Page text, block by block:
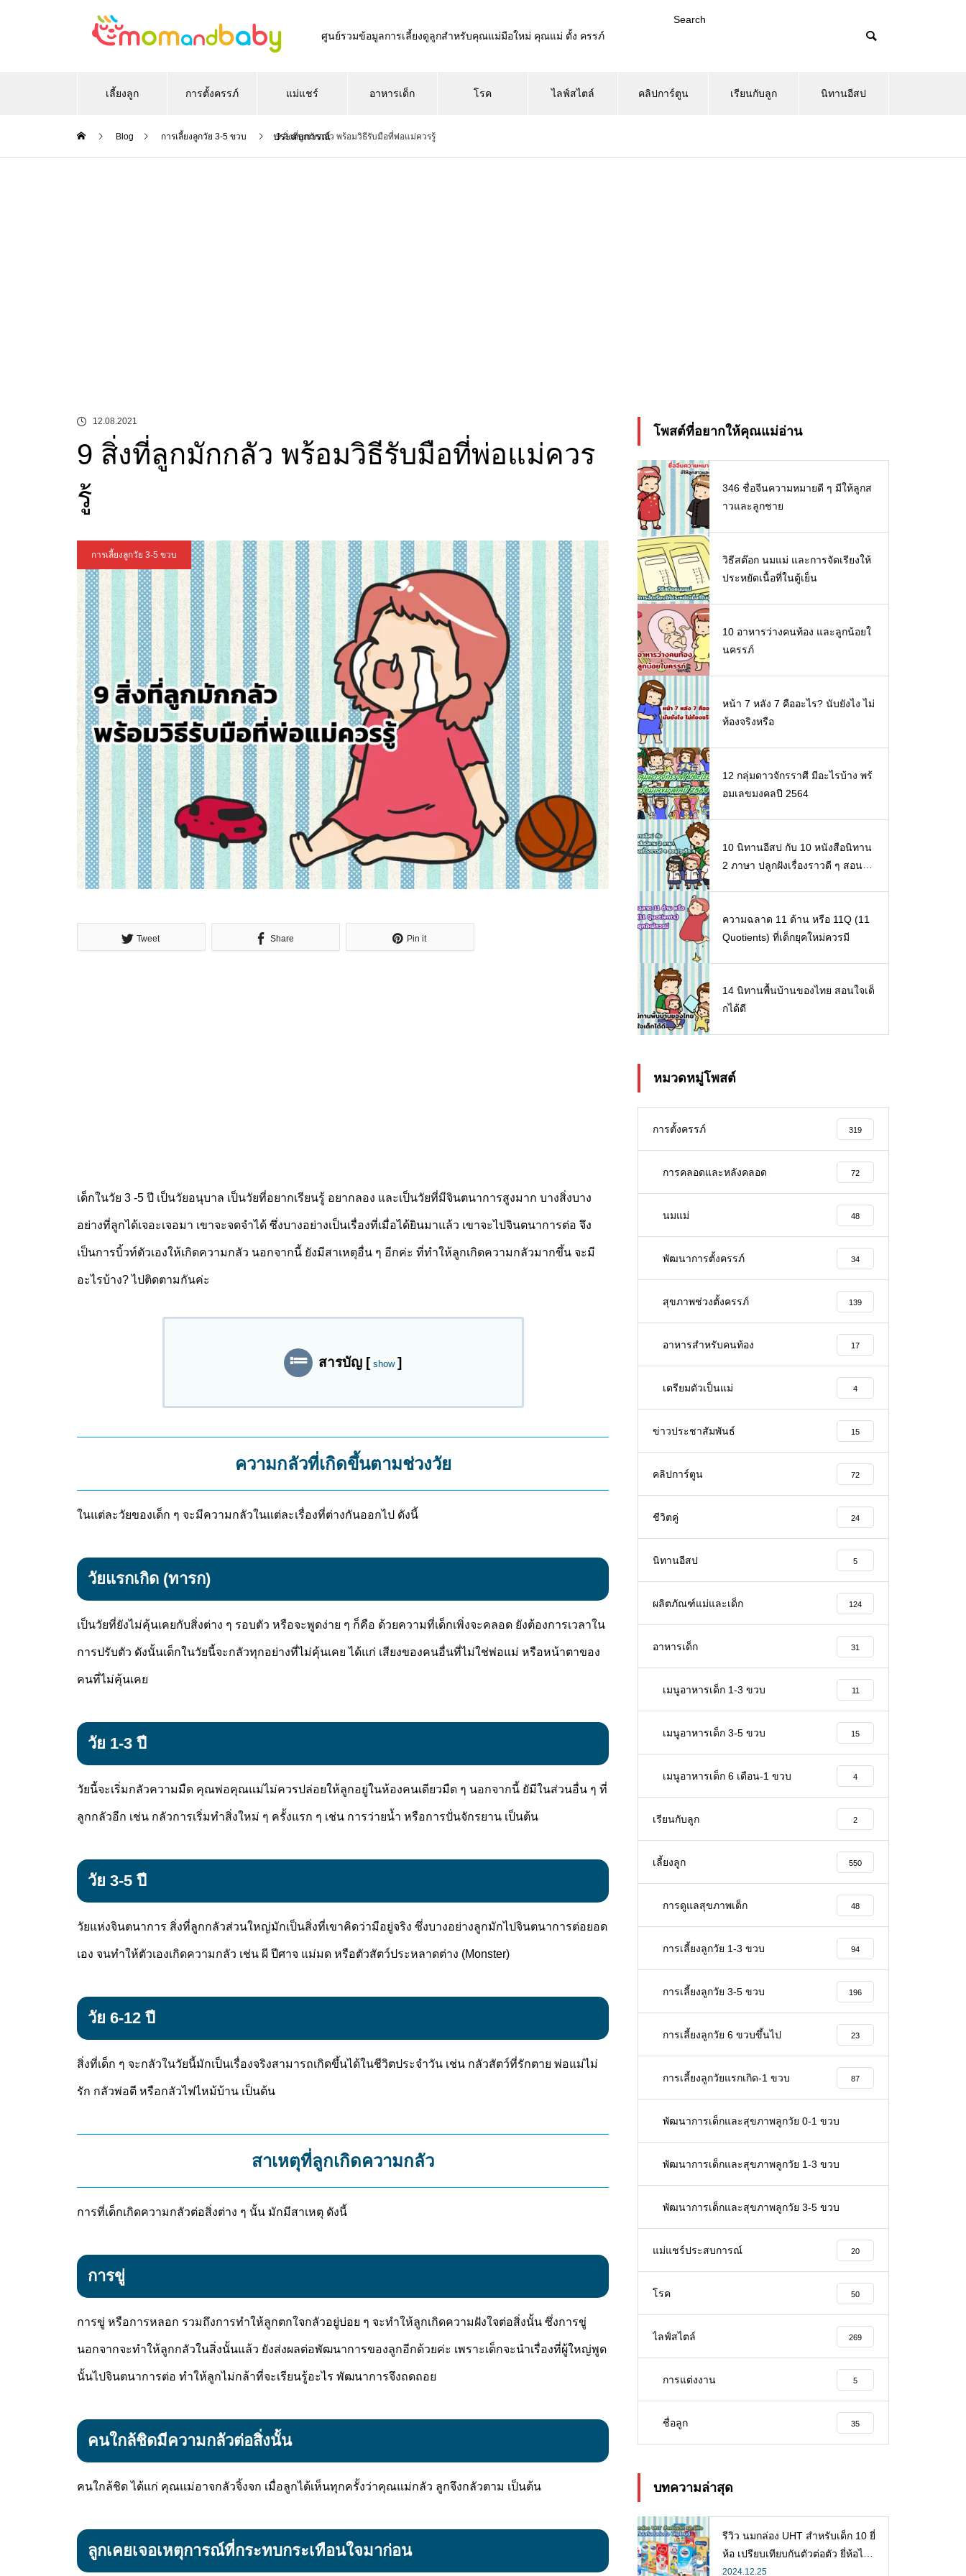
ศูนย์รวมข้อมูลการเลี้ยงดูลูกสำหรับคุณแม่มือใหม่ คุณแม่ ตั้ง ครรภ์
Search
เลี้ยงลูก การตั้งครรภ์ แม่แชร์
ประสบการณ์
อาหารเด็ก โรค ไลฟ์สไตล์ คลิปการ์ตูน เรียนกับลูก นิทานอีสป
Blog การเลี้ยงลูกวัย 3-5 ขวบ 9 สิ่งที่ลูกมักกลัว พร้อมวิธีรับมือที่พ่อแม่ควรรู้
12.08.2021
9 สิ่งที่ลูกมักกลัว พร้อมวิธีรับมือที่พ่อแม่ควร
รู้
การเลี้ยงลูกวัย 3-5 ขวบ
Tweet Share Pin it
เด็กในวัย 3 -5 ปี เป็นวัยอนุบาล เป็นวัยที่อยากเรียนรู้ อยากลอง และเป็นวัยที่มีจินตนาการสูงมาก บางสิ่งบาง
อย่างที่ลูกได้เจอะเจอมา เขาจะจดจำได้ ซึ่งบางอย่างเป็นเรื่องที่เมื่อได้ยินมาแล้ว เขาจะไปจินตนาการต่อ จึง
เป็นการบิ้วท์ตัวเองให้เกิดความกลัว นอกจากนี้ ยังมีสาเหตุอื่น ๆ อีกค่ะ ที่ทำให้ลูกเกิดความกลัวมากขึ้น จะมี
อะไรบ้าง? ไปติดตามกันค่ะ
สารบัญ [ show ]
ความกลัวที่เกิดขึ้นตามช่วงวัย
ในแต่ละวัยของเด็ก ๆ จะมีความกลัวในแต่ละเรื่องที่ต่างกันออกไป ดังนี้
วัยแรกเกิด (ทารก)
เป็นวัยที่ยังไม่คุ้นเคยกับสิ่งต่าง ๆ รอบตัว หรือจะพูดง่าย ๆ ก็คือ ด้วยความที่เด็กเพิ่งจะคลอด ยังต้องการเวลาใน
การปรับตัว ดังนั้นเด็กในวัยนี้จะกลัวทุกอย่างที่ไม่คุ้นเคย ได้แก่ เสียงของคนอื่นที่ไม่ใช่พ่อแม่ หรือหน้าตาของ
คนที่ไม่คุ้นเคย
วัย 1-3 ปี
วัยนี้จะเริ่มกลัวความมืด คุณพ่อคุณแม่ไม่ควรปล่อยให้ลูกอยู่ในห้องคนเดียวมืด ๆ นอกจากนี้ ยัมีในส่วนอื่น ๆ ที่
ลูกกลัวอีก เช่น กลัวการเริ่มทำสิ่งใหม่ ๆ ครั้งแรก ๆ เช่น การว่ายน้ำ หรือการปั่นจักรยาน เป็นต้น
วัย 3-5 ปี
วัยแห่งจินตนาการ สิ่งที่ลูกกลัวส่วนใหญ่มักเป็นสิ่งที่เขาคิดว่ามีอยู่จริง ซึ่งบางอย่างลูกมักไปจินตนาการต่อยอด
เอง จนทำให้ตัวเองเกิดความกลัว เช่น ผี ปีศาจ แม่มด หรือตัวสัตว์ประหลาดต่าง (Monster)
วัย 6-12 ปี
สิ่งที่เด็ก ๆ จะกลัวในวัยนี้มักเป็นเรื่องจริงสามารถเกิดขึ้นได้ในชีวิตประจำวัน เช่น กลัวสัตว์ที่รักตาย พ่อแม่ไม่
รัก กลัวพ่อตี หรือกลัวไฟไหม้บ้าน เป็นต้น
สาเหตุที่ลูกเกิดความกลัว
การที่เด็กเกิดความกลัวต่อสิ่งต่าง ๆ นั้น มักมีสาเหตุ ดังนี้
การขู่
การขู่ หรือการหลอก รวมถึงการทำให้ลูกตกใจกลัวอยู่บ่อย ๆ จะทำให้ลูกเกิดความฝังใจต่อสิ่งนั้น ซึ่งการขู่
นอกจากจะทำให้ลูกกลัวในสิ่งนั้นแล้ว ยังส่งผลต่อพัฒนาการของลูกอีกด้วยค่ะ เพราะเด็กจะนำเรื่องที่ผู้ใหญ่พูด
นั้นไปจินตนาการต่อ ทำให้ลูกไม่กล้าที่จะเรียนรู้อะไร พัฒนาการจึงถดถอย
คนใกล้ชิดมีความกลัวต่อสิ่งนั้น
คนใกล้ชิด ได้แก่ คุณแม่อาจกลัวจิ้งจก เมื่อลูกได้เห็นทุกครั้งว่าคุณแม่กลัว ลูกจึงกลัวตาม เป็นต้น
ลูกเคยเจอเหตุการณ์ที่กระทบกระเทือนใจมาก่อน
โพสต์ที่อยากให้คุณแม่อ่าน
346 ชื่อจีนความหมายดี ๆ มีให้ลูกส
าวและลูกชาย
วิธีสต๊อก นมแม่ และการจัดเรียงให้
ประหยัดเนื้อที่ในตู้เย็น
10 อาหารว่างคนท้อง และลูกน้อยใ
นครรภ์
หน้า 7 หลัง 7 คืออะไร? นับยังไง ไม่
ท้องจริงหรือ
12 กลุ่มดาวจักรราศี มีอะไรบ้าง พร้
อมเลขมงคลปี 2564
10 นิทานอีสป กับ 10 หนังสือนิทาน
2 ภาษา ปลูกฝังเรื่องราวดี ๆ สอนใจ
ความฉลาด 11 ด้าน หรือ 11Q (11
Quotients) ที่เด็กยุคใหม่ควรมี
14 นิทานพื้นบ้านของไทย สอนใจเด็
กได้ดี
หมวดหมู่โพสต์
การตั้งครรภ์ 319
การคลอดและหลังคลอด 72
นมแม่ 48
พัฒนาการตั้งครรภ์ 34
สุขภาพช่วงตั้งครรภ์ 139
อาหารสําหรับคนท้อง 17
เตรียมตัวเป็นแม่ 4
ข่าวประชาสัมพันธ์ 15
คลิปการ์ตูน 72
ชีวิตคู่ 24
นิทานอีสป 5
ผลิตภัณฑ์แม่และเด็ก 124
อาหารเด็ก 31
เมนูอาหารเด็ก 1-3 ขวบ 11
เมนูอาหารเด็ก 3-5 ขวบ 15
เมนูอาหารเด็ก 6 เดือน-1 ขวบ 4
เรียนกับลูก 2
เลี้ยงลูก 550
การดูแลสุขภาพเด็ก 48
การเลี้ยงลูกวัย 1-3 ขวบ 94
การเลี้ยงลูกวัย 3-5 ขวบ 196
การเลี้ยงลูกวัย 6 ขวบขึ้นไป 23
การเลี้ยงลูกวัยแรกเกิด-1 ขวบ 87
พัฒนาการเด็กและสุขภาพลูกวัย 0-1 ขวบ
พัฒนาการเด็กและสุขภาพลูกวัย 1-3 ขวบ
พัฒนาการเด็กและสุขภาพลูกวัย 3-5 ขวบ
แม่แชร์ประสบการณ์ 20
โรค 50
ไลฟ์สไตล์ 269
การแต่งงาน 5
ชื่อลูก 35
บทความล่าสุด
รีวิว นมกล่อง UHT สำหรับเด็ก 10 ยี่
ห้อ เปรียบเทียบกันตัวต่อตัว ยี่ห้อไห
นดี พร้อมแนะวิธีการเลือกนมกล่องใ
2024.12.25